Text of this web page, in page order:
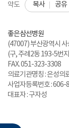
약도 복사 공유
좋은삼선병원
(47007) 부산광역시
(구, 주례2동 193-5번
FAX. 051-323-3308
의료기관명칭 : 은성의
사업자등록번호 :
대표자 : 구자성